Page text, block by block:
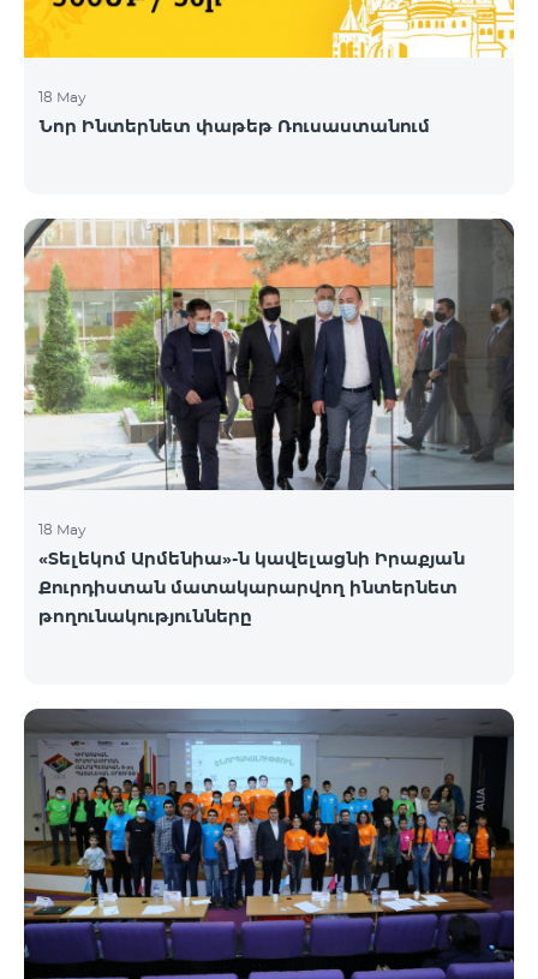
18 May
Նոր Ինտերնետ փաթեթ Ռուսաստանում
18 May
«Տելեկոմ Արմենիա»-ն կավելացնի Իրաքյան
Քուրդիստան մատակարարվող ինտերնետ
թողունակությունները